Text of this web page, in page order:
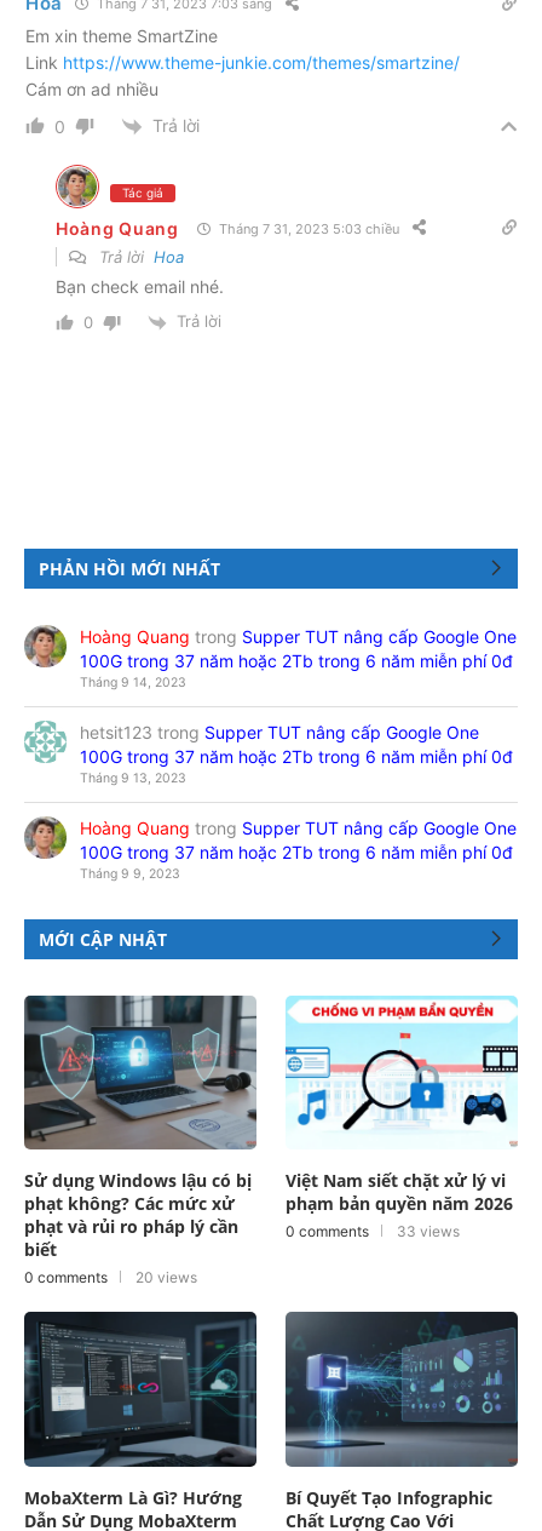
Em xin theme SmartZine
Linkhttps://www.theme-junkie.com/themes/smartzine/
Cám ơn ad nhiều
0
Trả lời
Hoàng Quang
Trả lờiHoa
Bạn check email nhé.
0 Trả lời
100G trong 37 năm hoặc 2Tb trong 6 năm miễn phí 0đ
Tháng 9 14, 2023
hetsit123trongSupper TUT nâng cấp Google One
100G trong 37 năm hoặc 2Tb trong 6 năm miễn phí 0đ
Tháng 9 13, 2023
Hoàng QuangtrongSupper TUT nâng cấp Google One
100G trong 37 năm hoặc 2Tb trong 6 năm miễn phí 0đ
Tháng 9 9, 2023
Sử dụng Windows lậu có bị
phạt không? Các mức xử
phạt và rủi ro pháp lý cần
biết
0 comments
phạm bản quyền năm 2026
0 comments 33 views
MobaXterm Là Gì? Hướng
Dẫn Sử Dụng MobaXterm
Chi Tiết Trên Windows
Bí Quyết Tạo Infographic
Chất Lượng Cao Với
Gemini và Sức Mạnh AI